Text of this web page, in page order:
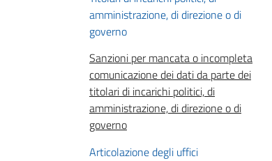
amministrazione, di direzione o di
governo
Sanzioni per mancata o incompleta
comunicazione dei dati da parte dei
titolari di incarichi politici, di
amministrazione, di direzione o di
governo
Articolazione degli uffici